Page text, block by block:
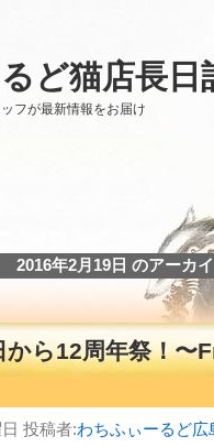
ど猫店長日
フが最新情報をお届け
2016年2月19日 のアーカ
から12周年祭！〜
投稿者:わちふぃーるど